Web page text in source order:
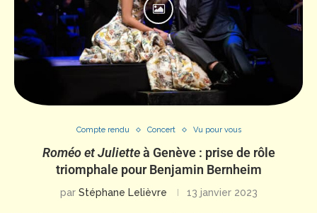
Compte rendu Concert Vu pour vous
Roméo et Julietteà Genève : prise de rôle
triomphale pour Benjamin Bernheim
par Stéphane Lelièvre 13 janvier 2023